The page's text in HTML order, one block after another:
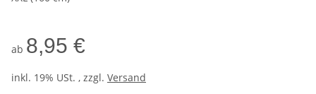
ab 8,95 €
inkl. 19% USt. , zzgl. Versand